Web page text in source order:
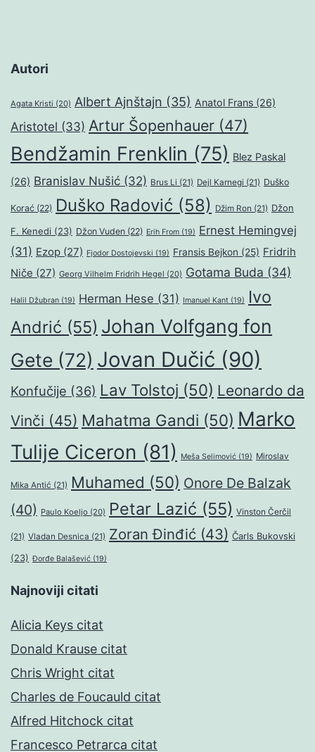
Autori
Agata Kristi (20) Albert Ajnštajn (35) Anatol Frans (26)
Aristotel (33) Artur Šopenhauer (47)
Bendžamin Frenklin (75) Blez Paskal
(26) Branislav Nušić (32) Brus Li (21) Dejl Karnegi (21) Duško
Korać (22) Duško Radović (58) Džim Ron (21) Džon
F. Kenedi (23) Džon Vuden (22) Erih From (19) Ernest Hemingvej
(31) Ezop (27) Fjodor Dostojevski (19) Fransis Bejkon (25) Fridrih
Niče (27) Georg Vilhelm Fridrih Hegel (20) Gotama Buda (34)
Halil Džubran (19) Herman Hese (31) Imanuel Kant (19)
Ivo
Andrić (55) Johan Volfgang fon
Gete (72) Jovan Dučić (90)
Konfučije (36) Lav Tolstoj (50) Leonardo da
Vinči (45) Mahatma Gandi (50) Marko
Tulije Ciceron (81) Meša Selimović (19) Miroslav
Mika Antić (21) Muhamed (50) Onore De Balzak
(40) Paulo Koeljo (20) Petar Lazić (55) Vinston Čerčil
(21) Vladan Desnica (21) Zoran Đinđić (43) Čarls Bukovski
(23) Đorđe Balašević (19)
Najnoviji citati
Alicia Keys citat
Donald Krause citat
Chris Wright citat
Charles de Foucauld citat
Alfred Hitchock citat
Francesco Petrarca citat